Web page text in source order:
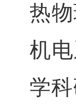
热
机
学